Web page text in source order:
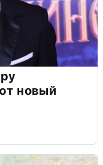
новый